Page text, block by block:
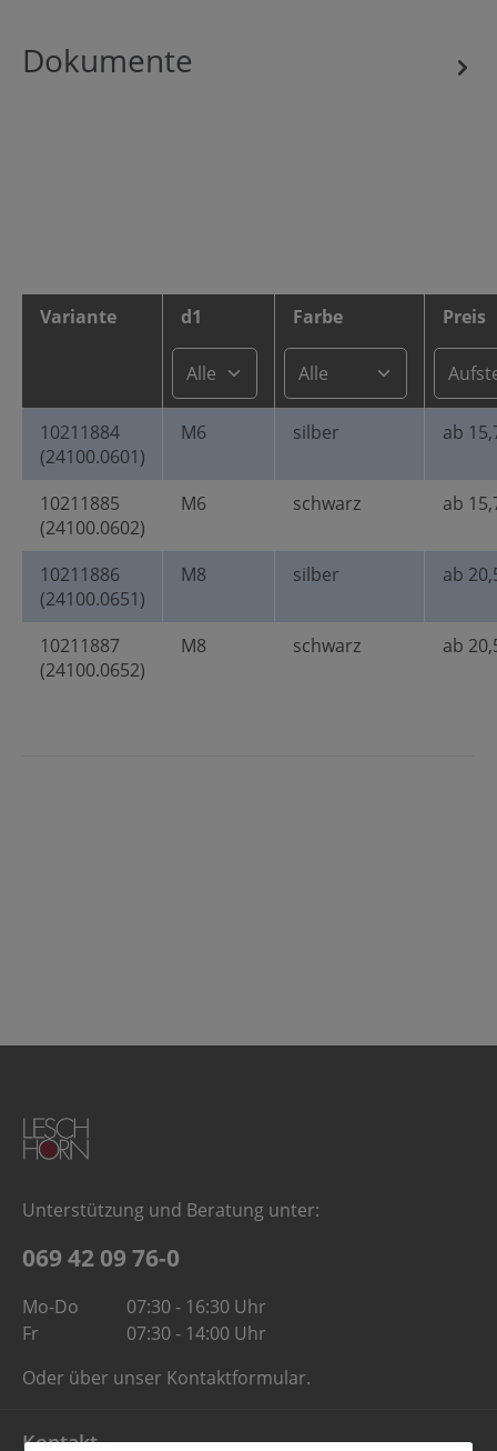
Dokumente
Variante d1 Farbe Preis
10211884
(24100.0601)
M6 silber ab
10211885
(24100.0602)
M6 schwarz ab
10211886
(24100.0651)
M8 silber ab
10211887
(24100.0652)
M8 schwarz ab
Unterstützung und Beratung unter:
069 42 09 76-0
Mo-Do
07:30 - 16:30 Uhr
Fr
07:30 - 14:00 Uhr
Oder über unser Kontaktformular.
Kontakt